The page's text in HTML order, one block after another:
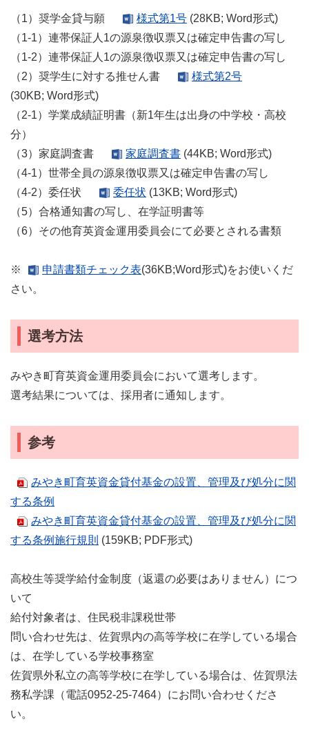
（1）奨学金貸与願 様式第1号 (28KB; Word形式)
（1-1）連帯保証人1の源泉徴収票又は確定申告書の写し
（1-2）連帯保証人1の源泉徴収票又は確定申告書の写し
（2）奨学生に対する推せん書
様式第2号
(30KB; Word形式)
（2-1）学業成績証明書（新1年生は出身の中学校・高校
分）
（3）家庭調査書
家庭調査書 (44KB; Word形式)
（4-1）世帯全員の源泉徴収票又は確定申告書の写し
（4-2）委任状
委任状 (13KB; Word形式)
（5）合格通知書の写し、在学証明書等
（6）その他育英資金運用委員会にて必要とされる書類
※ 申請書類チェック表(36KB;Word形式)をお使いくだ
さい。
選考方法
みやき町育英資金運用委員会において選考します。
選考結果については、採用者に通知します。
参考
みやき町育英資金貸付基金の設置、管理及び処分に関
する条例
みやき町育英資金貸付基金の設置、管理及び処分に関
する条例施行規則 (159KB; PDF形式)
高校生等奨学給付金制度（返還の必要はありません）につ
いて
給付対象者は、住民税非課税世帯
問い合わせ先は、佐賀県内の高等学校に在学している場合
は、在学している学校事務室
佐賀県外私立の高等学校に在学している場合は、佐賀県法
務私学課（電話0952-25-7464）にお問い合わせくださ
い。